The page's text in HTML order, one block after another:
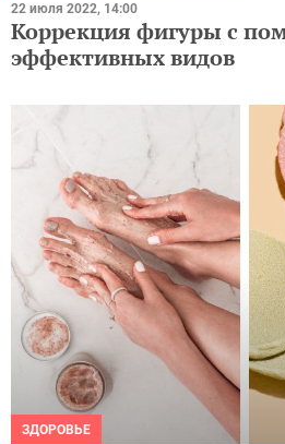
22 июля 2022, 14:00
Коррекция фигуры с
эффективных видов
ЗДОРОВЬЕ